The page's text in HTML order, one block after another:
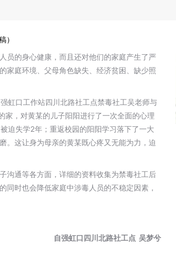
）
员的身心健康，而且还对他们的家庭产生了严
家庭环境、父母角色缺失、经济贫困、缺少照
虹口工作站四川北路社工点禁毒社工吴老师与
家，对黄某的儿子阳阳进行了一次全面的心理
迫失学2年；重返校园的阳阳学习落下了一大
。这让身为母亲的黄某既心疼又无能为力，迫
沟通等各方面，详细的资料收集为禁毒社工后
同时也会降低家庭中涉毒人员的不稳定因素，
自强虹口四川北路社工点 吴梦兮